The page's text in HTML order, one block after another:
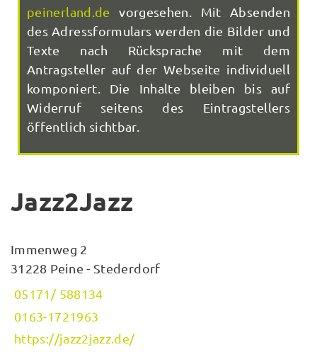
peinerland.de vorgesehen. Mit Absenden
des Adressformulars werden die Bilder und
Texte nach Rücksprache mit dem
Antragsteller auf der Webseite individuell
komponiert. Die Inhalte bleiben bis auf
Widerruf seitens des Eintragstellers
öffentlich sichtbar.
Jazz2Jazz
Immenweg 2
31228 Peine - Stederdorf
05171/ 588134
0163-1721963
https://jazz2jazz.de/